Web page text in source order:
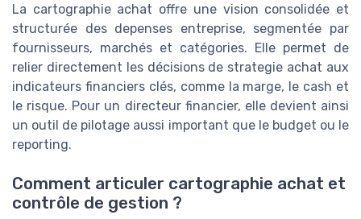
La cartographie achat offre une vision consolidée et
structurée des depenses entreprise, segmentée par
fournisseurs, marchés et catégories. Elle permet de
relier directement les décisions de strategie achat aux
indicateurs financiers clés, comme la marge, le cash et
le risque. Pour un directeur financier, elle devient ainsi
un outil de pilotage aussi important que le budget ou le
reporting.
Comment articuler cartographie achat et
contrôle de gestion ?